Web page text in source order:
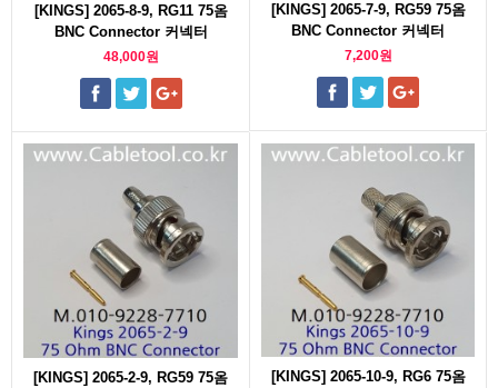
[KINGS] 2065-8-9, RG11 75옴
BNC Connector 커넥터
48,000원
[KINGS] 2065-7-9, RG59 75옴
BNC Connector 커넥터
7,200원
[KINGS] 2065-2-9, RG59 75옴
[KINGS] 2065-10-9, RG6 75옴